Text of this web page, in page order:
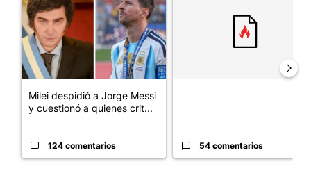
Milei despidió a Jorge Messi
y cuestionó a quienes crit...
124 comentarios 54 comentarios